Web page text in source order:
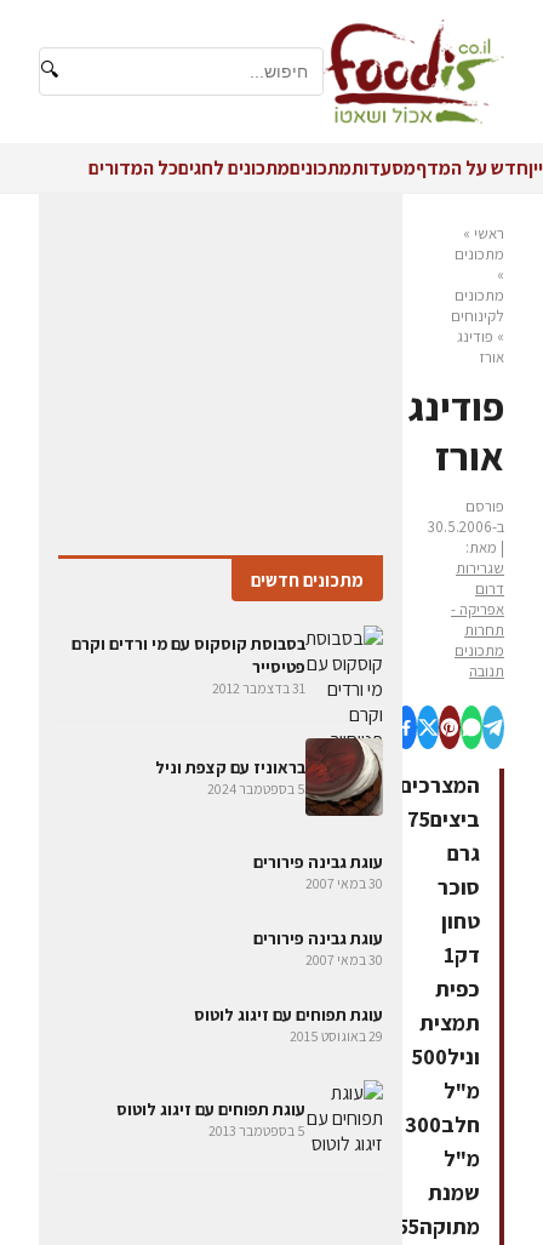
🔍
ייןחדש על המדףמסעדותמתכוניםמתכונים לחגיםכל המדורים
ראשי »
מתכונים
»
מתכונים
לקינוחים
» פודינג
אורז‏
פודינג
אורז‏
פורסם
ב-30.5.2006
| מאת:
שגרירות
דרום
אפריקה -
תחרות
מתכונים
תנובה
ביצים75
גרם
סוכר
טחון
דק1
כפית
תמצית
וניל500
מ"ל
חלב300
מ"ל
שמנת
מתוקה55
מתכונים חדשים
בסבוסת קוסקוס עם מי ורדים וקרם
פטיסייר
31 בדצמבר 2012
בראוניז עם קצפת וניל
5 בספטמבר 2024
עוגת גבינה פירורים
30 במאי 2007
עוגת גבינה פירורים
30 במאי 2007
עוגת תפוחים עם זיגוג לוטוס
29 באוגוסט 2015
עוגת תפוחים עם זיגוג לוטוס
5 בספטמבר 2013